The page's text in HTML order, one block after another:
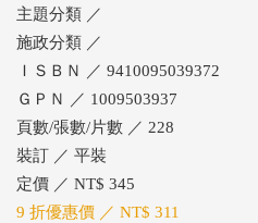
主題分類 ／
施政分類 ／
ＩＳＢＮ ／ 9410095039372
ＧＰＮ ／ 1009503937
頁數/張數/片數 ／ 228
裝訂 ／ 平裝
定價 ／ NT$ 345
9 折優惠價 ／ NT$ 311